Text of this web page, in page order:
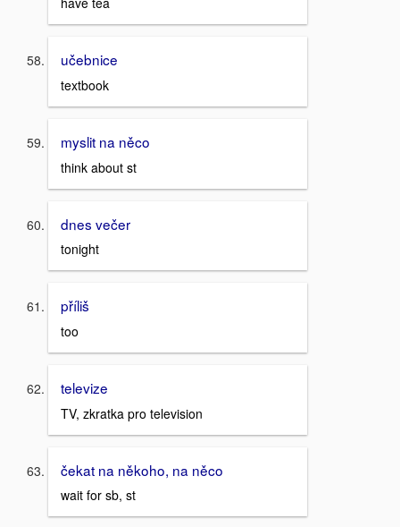
učebnice
textbook
myslit na něco
think about st
dnes večer
tonight
příliš
too
televize
TV, zkratka pro television
čekat na někoho, na něco
wait for sb, st